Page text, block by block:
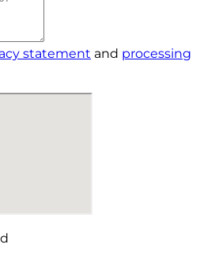
statement and processing